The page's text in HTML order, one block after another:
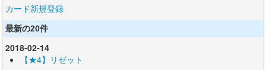
カード新規登録
最新の20件
2018-02-14
【★4】リゼット